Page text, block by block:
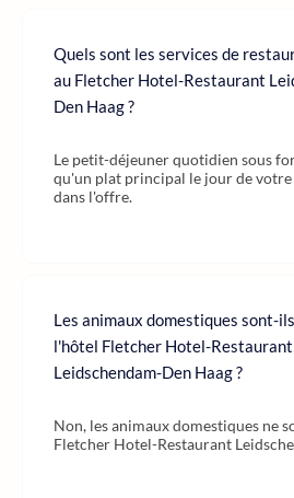
Quels sont les services de
au Fletcher Hotel-Restaurant
Den Haag ?
Le petit-déjeuner quotidien sous
qu'un plat principal le jour de
dans l'offre.
Les animaux domestiques sont-
l'hôtel Fletcher Hotel-Restaurant
Leidschendam-Den Haag ?
Non, les animaux domestiques ne
Fletcher Hotel-Restaurant